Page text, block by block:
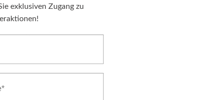
Zahlungsmittel
Downloads
exklusiven Zugang zu